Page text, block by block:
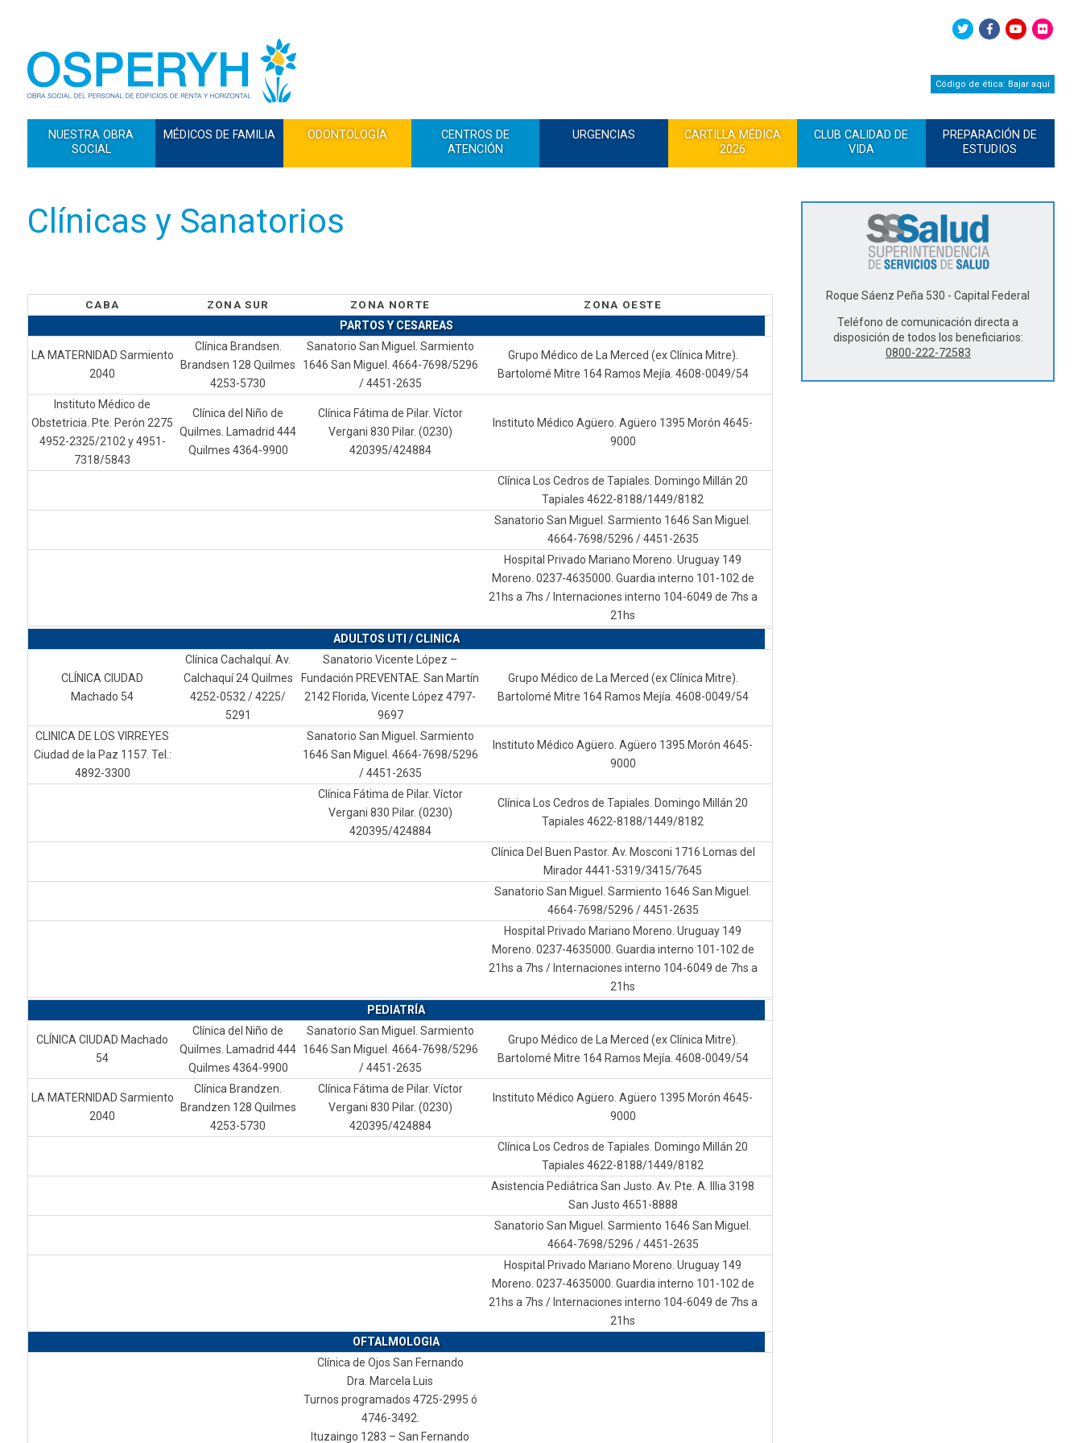
Código de ética: Bajar aquí
NUESTRA OBRA
SOCIAL
MÉDICOS DE FAMILIA ODONTOLOGÍA
CENTROS DE
ATENCIÓN
URGENCIAS
CARTILLA MÉDICA
2026
CLUB CALIDAD DE
VIDA
PREPARACIÓN DE
ESTUDIOS
Clínicas y Sanatorios
CABA ZONA SUR ZONA NORTE
ZONA OESTE
PARTOS Y CESAREAS
LA MATERNIDAD Sarmiento
2040
Clínica Brandsen.
Brandsen 128 Quilmes
4253-5730
Sanatorio San Miguel. Sarmiento
1646 San Miguel. 4664-7698/5296
/ 4451-2635
Grupo Médico de La Merced (ex Clínica Mitre).
Bartolomé Mitre 164 Ramos Mejía. 4608-0049/54
Instituto Médico de
Obstetricia. Pte. Perón 2275
4952-2325/2102 y 4951-
7318/5843
Clínica del Niño de
Quilmes. Lamadrid 444
Quilmes 4364-9900
Clínica Fátima de Pilar. Víctor
Vergani 830 Pilar. (0230)
420395/424884
Instituto Médico Agüero. Agüero 1395 Morón 4645-
9000
Clínica Los Cedros de Tapiales. Domingo Millán 20
Tapiales 4622-8188/1449/8182
Sanatorio San Miguel. Sarmiento 1646 San Miguel.
4664-7698/5296 / 4451-2635
Hospital Privado Mariano Moreno. Uruguay 149
Moreno. 0237-4635000. Guardia interno 101-102 de
21hs a 7hs / Internaciones interno 104-6049 de 7hs a
21hs
ADULTOS UTI / CLINICA
CLÍNICA CIUDAD
Machado 54
Clínica Cachalquí. Av.
Calchaquí 24 Quilmes
4252-0532 / 4225/
5291
Sanatorio Vicente López –
Fundación PREVENTAE. San Martín
2142 Florida, Vicente López 4797-
9697
Grupo Médico de La Merced (ex Clínica Mitre).
Bartolomé Mitre 164 Ramos Mejía. 4608-0049/54
CLINICA DE LOS VIRREYES
Ciudad de la Paz 1157. Tel.:
4892-3300
Sanatorio San Miguel. Sarmiento
1646 San Miguel. 4664-7698/5296
/ 4451-2635
Instituto Médico Agüero. Agüero 1395 Morón 4645-
9000
Clínica Fátima de Pilar. Víctor
Vergani 830 Pilar. (0230)
420395/424884
Clínica Los Cedros de Tapiales. Domingo Millán 20
Tapiales 4622-8188/1449/8182
Clínica Del Buen Pastor. Av. Mosconi 1716 Lomas del
Mirador 4441-5319/3415/7645
Sanatorio San Miguel. Sarmiento 1646 San Miguel.
4664-7698/5296 / 4451-2635
Hospital Privado Mariano Moreno. Uruguay 149
Moreno. 0237-4635000. Guardia interno 101-102 de
21hs a 7hs / Internaciones interno 104-6049 de 7hs a
21hs
PEDIATRÍA
CLÍNICA CIUDAD Machado
54
Clínica del Niño de
Quilmes. Lamadrid 444
Quilmes 4364-9900
Sanatorio San Miguel. Sarmiento
1646 San Miguel. 4664-7698/5296
/ 4451-2635
Grupo Médico de La Merced (ex Clínica Mitre).
Bartolomé Mitre 164 Ramos Mejía. 4608-0049/54
LA MATERNIDAD Sarmiento
2040
Clínica Brandzen.
Brandzen 128 Quilmes
4253-5730
Clínica Fátima de Pilar. Víctor
Vergani 830 Pilar. (0230)
420395/424884
Instituto Médico Agüero. Agüero 1395 Morón 4645-
9000
Clínica Los Cedros de Tapiales. Domingo Millán 20
Tapiales 4622-8188/1449/8182
Asistencia Pediátrica San Justo. Av. Pte. A. Illia 3198
San Justo 4651-8888
Sanatorio San Miguel. Sarmiento 1646 San Miguel.
4664-7698/5296 / 4451-2635
Hospital Privado Mariano Moreno. Uruguay 149
Moreno. 0237-4635000. Guardia interno 101-102 de
21hs a 7hs / Internaciones interno 104-6049 de 7hs a
21hs
OFTALMOLOGIA
Clínica de Ojos San Fernando
Dra. Marcela Luis
Turnos programados 4725-2995 ó
4746-3492.
Ituzaingo 1283 – San Fernando
Roque Sáenz Peña 530 - Capital Federal
Teléfono de comunicación directa a
disposición de todos los beneficiarios:
0800-222-72583